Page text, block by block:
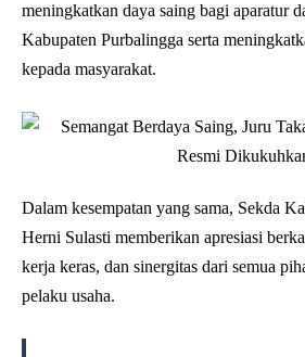
meningkatkan daya saing bagi aparatur
Kabupaten Purbalingga serta
kepada masyarakat.
Dalam kesempatan yang sama, Sekda
Herni Sulasti memberikan apresiasi
kerja keras, dan sinergitas dari semua
pelaku usaha.